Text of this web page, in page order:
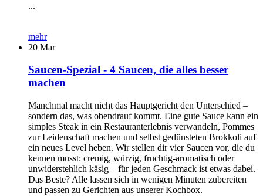
...
mehr
20 Mar
Saucen-Spezial - 4 Saucen, die alles besser
machen
Manchmal macht nicht das Hauptgericht den Unterschied –
sondern das, was obendrauf kommt. Eine gute Sauce kann ein
simples Steak in ein Restauranterlebnis verwandeln, Pommes
zur Leidenschaft machen und selbst gedünsteten Brokkoli auf
ein neues Level heben. Wir stellen dir vier Saucen vor, die du
kennen musst: cremig, würzig, fruchtig-aromatisch oder
unwiderstehlich käsig – für jeden Geschmack ist etwas dabei.
Das Beste? Alle lassen sich in wenigen Minuten zubereiten
und passen zu Gerichten aus unserer Kochbox.